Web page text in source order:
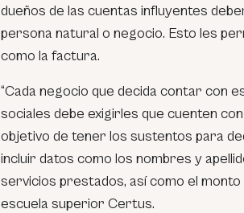
dueños de las cuentas influyentes
persona natural o negocio. Esto les
como la factura.
“Cada negocio que decida contar con
sociales debe exigirles que cuenten
objetivo de tener los sustentos para
incluir datos como los nombres y
servicios prestados, así como el monto
escuela superior Certus.